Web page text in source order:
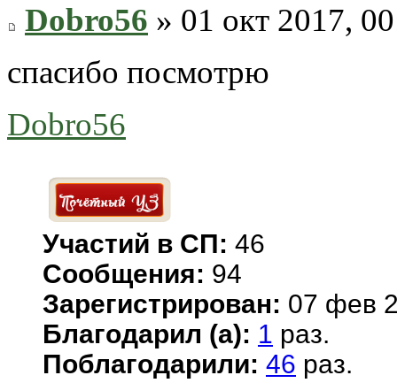
Dobro56 » 01 окт 2017,
спасибо посмотрю
Dobro56
Участий в СП: 46
Сообщения: 94
Зарегистрирован: 07 фев
Благодарил (а): 1 раз.
Поблагодарили: 46 раз.